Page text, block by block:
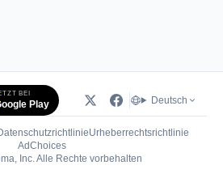
BEI
Play Deutsch
Urheberrechtsrichtlinie
AdChoices(öffnet in neuem Tab)
Inc. Alle Rechte vorbehalten